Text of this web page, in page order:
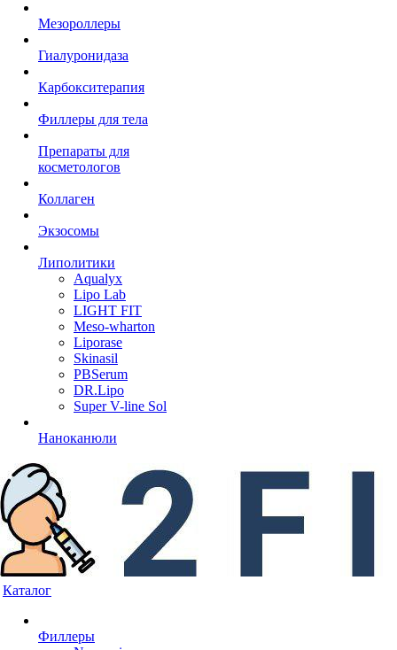
Мезороллеры
Гиалуронидаза
Карбокситерапия
Филлеры для тела
Препараты для
косметологов
Коллаген
Экзосомы
Липолитики
Aqualyx
Lipo Lab
LIGHT FIT
Meso-wharton
Liporase
Skinasil
PBSerum
DR.Lipo
Super V-line Sol
Наноканюли
Каталог
Филлеры